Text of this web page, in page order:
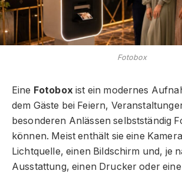
Fotobox
Eine Fotobox ist ein modernes
dem Gäste bei Feiern,
besonderen Anlässen selbstständig
können. Meist enthält sie eine
Lichtquelle, einen Bildschirm und, je
Ausstattung, einen Drucker oder eine